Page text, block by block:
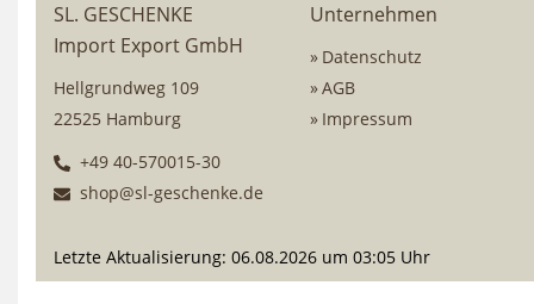
SL. GESCHENKE
Import Export GmbH
Hellgrundweg 109
22525 Hamburg
+49 40-570015-30
shop@sl-geschenke.de
Unternehmen
Datenschutz
AGB
Impressum
Letzte Aktualisierung: 06.08.2026 um 03:05 Uhr